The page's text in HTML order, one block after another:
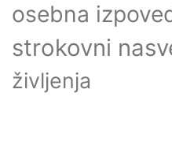
osebna
strokovni
življenja